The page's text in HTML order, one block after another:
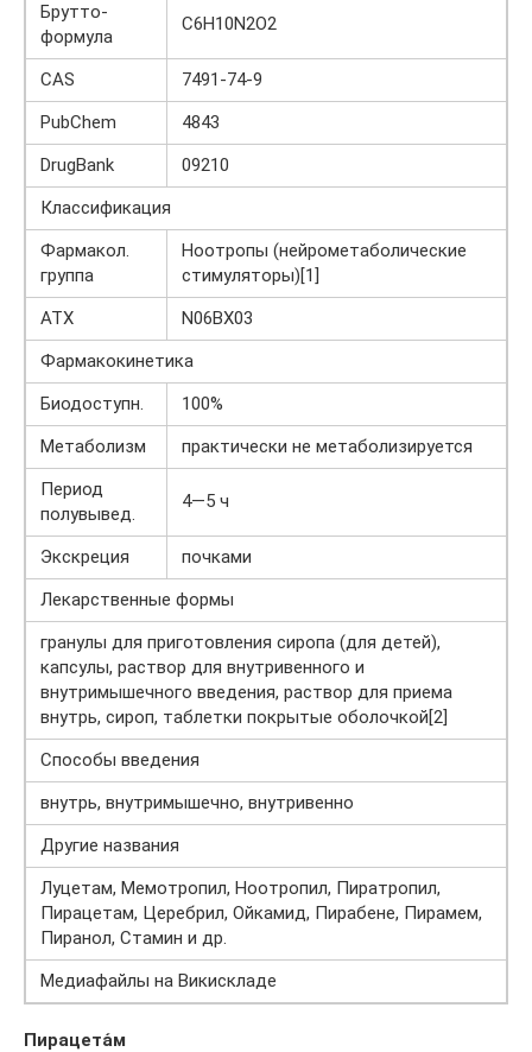
Брутто-
формула
C6H10N2O2
CAS
7491-74-9
PubChem
4843
DrugBank
09210
Классификация
Фармакол.
группа
Ноотропы (нейрометаболические
стимуляторы)[1]
АТХ
N06BX03
Фармакокинетика
Биодоступн.
100%
Метаболизм
практически не метаболизируется
Период
полувывед.
4—5 ч
Экскреция
почками
Лекарственные формы
гранулы для приготовления сиропа (для детей),
капсулы, раствор для внутривенного и
внутримышечного введения, раствор для приема
внутрь, сироп, таблетки покрытые оболочкой[2]
Способы введения
внутрь, внутримышечно, внутривенно
Другие названия
Луцетам, Мемотропил, Ноотропил, Пиратропил,
Пирацетам, Церебрил, Ойкамид, Пирабене, Пирамем,
Пиранол, Стамин и др.
Медиафайлы на Викискладе
Пирацета́м